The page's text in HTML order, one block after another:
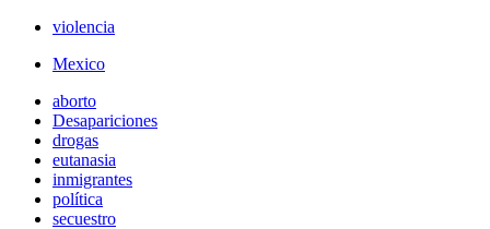
violencia
Mexico
aborto
Desapariciones
drogas
eutanasia
inmigrantes
política
secuestro